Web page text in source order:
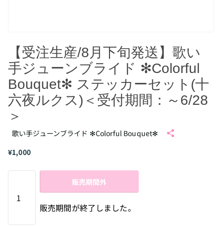
【受注生産/8月下旬発送】歌い
手ジューンブライド ✻Colorful
Bouquet✻ ステッカーセット(十
六夜ルクス)＜受付期間：～6/28
＞
歌い手ジューンブライド ✻Colorful Bouquet✻
¥1,000
販売期間外
販売期間が終了しました。